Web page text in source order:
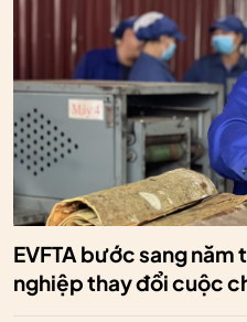
EVFTA bước sang
nghiệp thay đổi cuộc